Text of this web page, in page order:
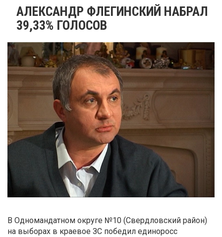
АЛЕКСАНДР ФЛЕГИНСКИЙ НАБРАЛ
39,33% ГОЛОСОВ
В Одномандатном округе №10 (Свердловский район)
на выборах в краевое ЗС победил единоросс